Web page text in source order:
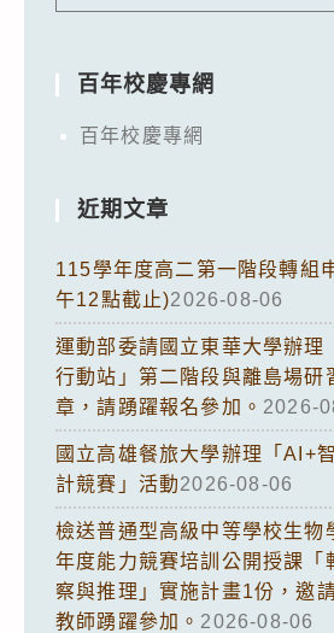
百年校慶專網
百年校慶專網
近期文章
115學年度高二第一階段轉組
午12點截止)2026-08-06
運動部委請國立東華大學辦理
行動站」第二階段與離島場研
章，請踴躍報名參加。 2026-
國立高雄餐旅大學辦理「AI+
計競賽」活動2026-08-06
檢送普通型高級中等學校生物
年度能力競賽培訓公開授課「
察與推理」實施計畫1份，邀
教師踴躍參加。 2026-08-06